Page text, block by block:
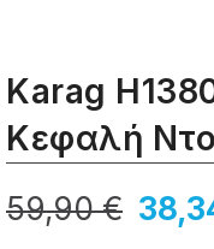
Karag
Κεφαλή
59,90 €